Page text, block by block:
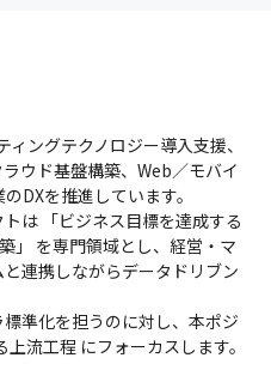
ングテクノロジー導入支援、
ウド基盤構築、Web／モバイ
DXを推進しています。
は 「ビジネス目標を達成する
」 を専門領域とし、経営・マ
連携しながらデータドリブン
準化を担うのに対し、本ポジ
流工程 にフォーカスします。